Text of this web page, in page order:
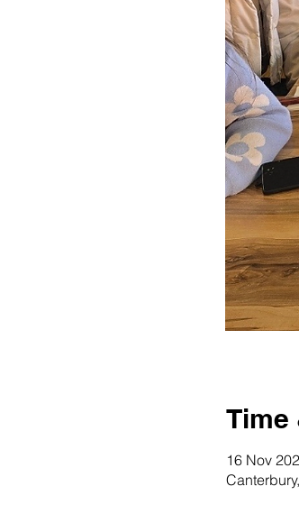
Time
16 Nov